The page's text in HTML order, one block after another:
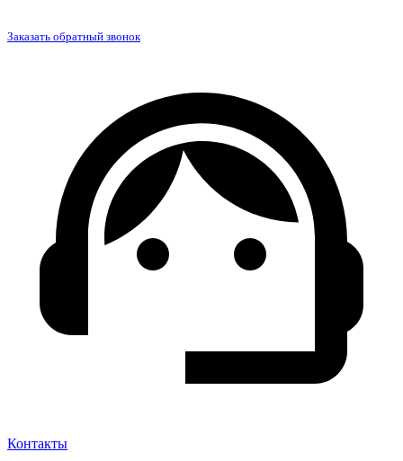
Заказать обратный звонок
Контакты